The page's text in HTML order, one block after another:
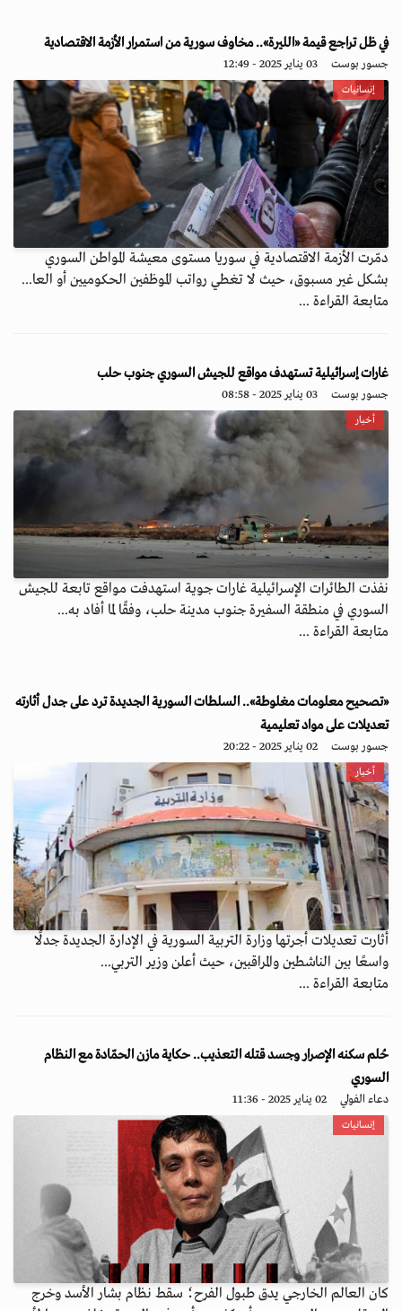
في ظل تراجع قيمة «الليرة».. مخاوف سورية من استمرار الأزمة الاقتصادية
جسور بوست 03 يناير 2025 - 12:49
إنسانيات
دمّرت الأزمة الاقتصادية في سوريا مستوى معيشة المواطن السوري
بشكل غير مسبوق، حيث لا تغطي رواتب الموظفين الحكوميين أو العا...
متابعة القراءة ...
غارات إسرائيلية تستهدف مواقع للجيش السوري جنوب حلب
جسور بوست 03 يناير 2025 - 08:58
أخبار
نفذت الطائرات الإسرائيلية غارات جوية استهدفت مواقع تابعة للجيش
السوري في منطقة السفيرة جنوب مدينة حلب، وفقًا لما أفاد به...
متابعة القراءة ...
«تصحيح معلومات مغلوطة».. السلطات السورية الجديدة ترد على جدل أثارته
تعديلات على مواد تعليمية
جسور بوست 02 يناير 2025 - 20:22
أخبار
أثارت تعديلات أجرتها وزارة التربية السورية في الإدارة الجديدة جدلًا
واسعًا بين الناشطين والمراقبين، حيث أعلن وزير التربي...
متابعة القراءة ...
حُلم سكنه الإصرار وجسد قتله التعذيب.. حكاية مازن الحمّادة مع النظام
السوري
دعاء الفولي 02 يناير 2025 - 11:36
إنسانيات
كان العالم الخارجي يدق طبول الفرح؛ سقط نظام بشار الأسد وخرج